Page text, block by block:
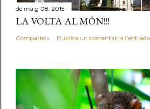
de maig 08, 2015
LA VOLTA AL MÓN!!!
Comparteix Publica un comentari a l'entrada